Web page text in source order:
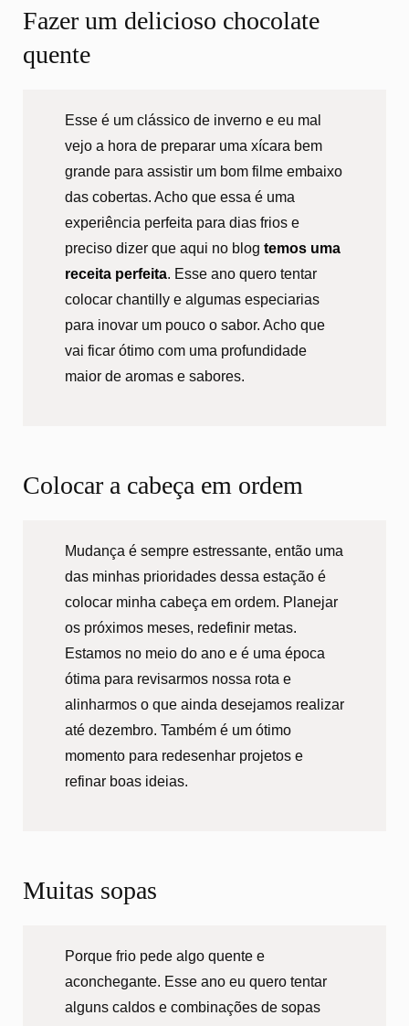
Fazer um delicioso chocolate
quente
Esse é um clássico de inverno e eu mal
vejo a hora de preparar uma xícara bem
grande para assistir um bom filme embaixo
das cobertas. Acho que essa é uma
experiência perfeita para dias frios e
preciso dizer que aqui no blog temos uma
receita perfeita. Esse ano quero tentar
colocar chantilly e algumas especiarias
para inovar um pouco o sabor. Acho que
vai ficar ótimo com uma profundidade
maior de aromas e sabores.
Colocar a cabeça em ordem
Mudança é sempre estressante, então uma
das minhas prioridades dessa estação é
colocar minha cabeça em ordem. Planejar
os próximos meses, redefinir metas.
Estamos no meio do ano e é uma época
ótima para revisarmos nossa rota e
alinharmos o que ainda desejamos realizar
até dezembro. Também é um ótimo
momento para redesenhar projetos e
refinar boas ideias.
Muitas sopas
Porque frio pede algo quente e
aconchegante. Esse ano eu quero tentar
alguns caldos e combinações de sopas